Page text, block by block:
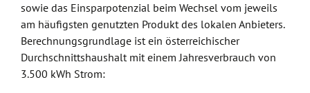
sowie das Einsparpotenzial beim Wechsel vom jeweils
am häufigsten genutzten Produkt des lokalen Anbieters.
Berechnungsgrundlage ist ein österreichischer
Durchschnittshaushalt mit einem Jahresverbrauch von
3.500 kWh Strom: